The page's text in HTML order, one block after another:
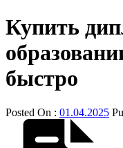
Купить
быстро
Posted On : 01.04.2025